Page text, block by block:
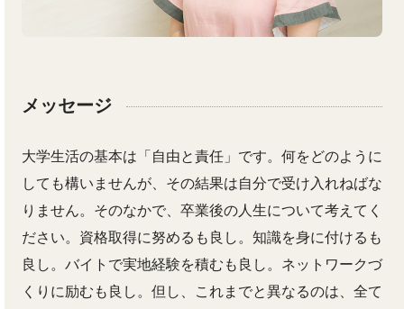
メッセージ
大学生活の基本は「自由と責任」です。何をどのように
しても構いませんが、その結果は自分で受け入れねばな
りません。そのなかで、卒業後の人生について考えてく
ださい。資格取得に努めるも良し。知識を身に付けるも
良し。バイトで実地経験を積むも良し。ネットワークづ
くりに励むも良し。但し、これまでと異なるのは、全て